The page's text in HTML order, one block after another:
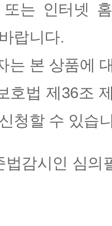
는 인터넷
랍니다.
는 본 상품에
호법 제36조
청할 수 있습
법감시인 심의